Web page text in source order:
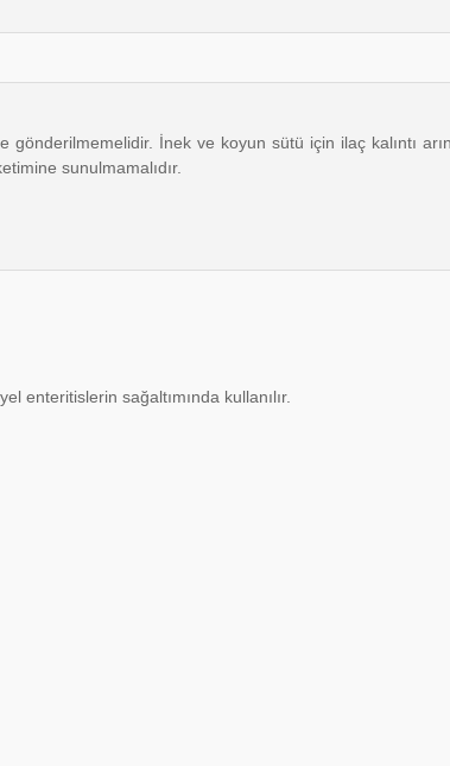
İnek ve koyun sütü için ilaç kalıntı
sunulmamalıdır.
enteritislerin sağaltımında kullanılır.